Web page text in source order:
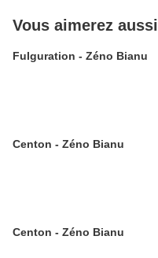
Vous aimerez aussi
Fulguration - Zéno Bianu
Centon - Zéno Bianu
Centon - Zéno Bianu